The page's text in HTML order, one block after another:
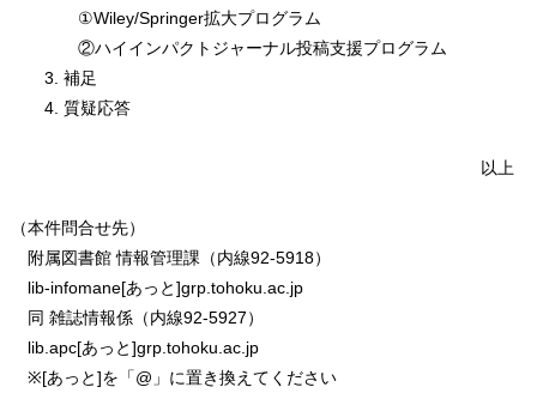
①Wiley/Springer拡大プログラム
②ハイインパクトジャーナル投稿支援プログラム
3. 補足
4. 質疑応答
以上
（本件問合せ先）
附属図書館 情報管理課（内線92-5918）
lib-infomane[あっと]grp.tohoku.ac.jp
同 雑誌情報係（内線92-5927）
lib.apc[あっと]grp.tohoku.ac.jp
※[あっと]を「@」に置き換えてください